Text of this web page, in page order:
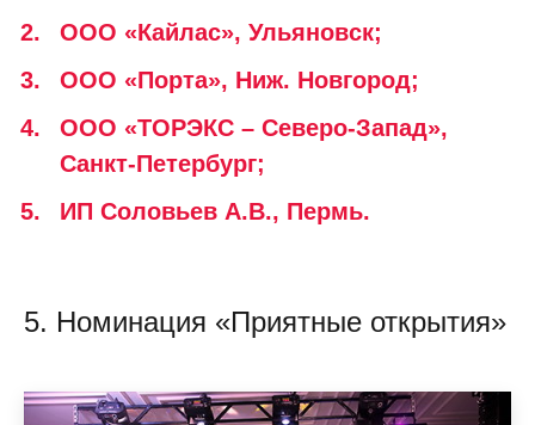
ООО «Кайлас», Ульяновск;
ООО «Порта», Ниж. Новгород;
ООО «ТОРЭКС – Северо-Запад»,
Санкт-Петербург;
ИП Соловьев А.В., Пермь.
5. Номинация «Приятные открытия»